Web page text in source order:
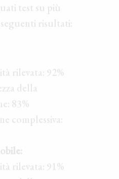
test su più
risultati:
rilevata: 92%
della
83%
complessiva:
rilevata: 91%